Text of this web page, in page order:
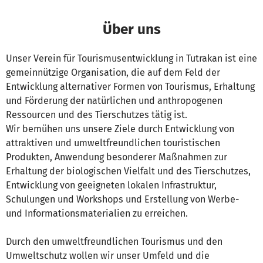
Über uns
Unser Verein für Tourismusentwicklung in Tutrakan ist eine
gemeinnützige Organisation, die auf dem Feld der
Entwicklung alternativer Formen von Tourismus, Erhaltung
und Förderung der natürlichen und anthropogenen
Ressourcen und des Tierschutzes tätig ist.
Wir bemühen uns unsere Ziele durch Entwicklung von
attraktiven und umweltfreundlichen touristischen
Produkten, Anwendung besonderer Maßnahmen zur
Erhaltung der biologischen Vielfalt und des Tierschutzes,
Entwicklung von geeigneten lokalen Infrastruktur,
Schulungen und Workshops und Erstellung von Werbe-
und Informationsmaterialien zu erreichen.
Durch den umweltfreundlichen Tourismus und den
Umweltschutz wollen wir unser Umfeld und die